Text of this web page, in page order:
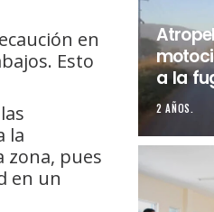
en
Esto
la
zona, pues
en un
a la
2 AÑOS.